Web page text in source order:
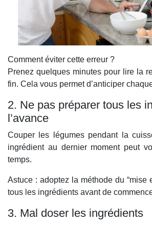
Comment éviter cette erreur ?
Prenez quelques minutes pour lire la
fin. Cela vous permet d’anticiper
2. Ne pas préparer tous les
l’avance
Couper les légumes pendant la
ingrédient au dernier moment peut
temps.
Astuce : adoptez la méthode du “mise
tous les ingrédients avant de
3. Mal doser les ingrédients